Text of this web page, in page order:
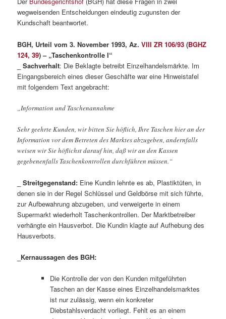
wegweisenden Entscheidungen eindeutig zugunsten der
Kundschaft beantwortet.
BGH, Urteil vom 3. November 1993, Az.VIII ZR 106/93 (BGHZ
124, 39) – „Taschenkontrolle I“
_ Sachverhalt: Die Beklagte betreibt Einzelhandelsmärkte. Im
Eingangsbereich eines dieser Geschäfte war eine Hinweistafel
mit folgendem Text angebracht:
„Information und Taschenannahme
Sehr geehrte Kunden, wir bitten Sie höflich, Ihre Taschen hier an der
Information vor dem Betreten des Marktes abzugeben, andernfalls
weisen wir Sie höflichst darauf hin, daß wir an den Kassen
gegebenenfalls Taschenkontrollen durchführen müssen.“
_ Streitgegenstand: Eine Kundin lehnte es ab, Plastiktüten, in
denen sie in der Regel Schlüssel und Geldbörse mit sich führte,
zur Aufbewahrung abzugeben, und verweigerte in einem
Supermarkt wiederholt Taschenkontrollen. Der Marktbetreiber
verhängte ein Hausverbot. Die Kundin klagte auf Aufhebung des
Hausverbots.
_Kernaussagen des BGH:
Die Kontrolle der von den Kunden mitgeführten
Taschen an der Kasse eines Einzelhandelsmarktes
ist nur zulässig, wenn ein konkreter
Diebstahlsverdacht vorliegt. Fehlt es an einem